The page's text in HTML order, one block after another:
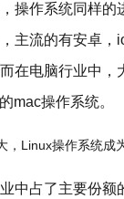
操作系统同样的
主流的有安卓，
在电脑行业中，
mac操作系统。
中占了主要份额